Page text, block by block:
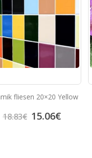
fliesen 20×20 Yellow
18.83€ 15.06€